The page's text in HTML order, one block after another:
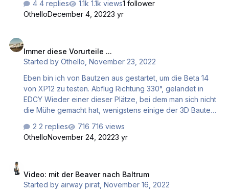
(LOWI). Startvorbereitungen, während XP mächtig Daten
schaufelt Aufi gehts! Dort, wo die Freiheit noch
4 replies 1.1k views1 follower
OthelloDecember 4, 20223 yr
Immer diese Vorurteile ...
Started byOthello ,November 23, 2022
Eben bin ich von Bautzen aus gestartet, um die Beta 14
von XP12 zu testen. Abflug Richtung 330°, gelandet in
EDCY Wieder einer dieser Plätze, bei dem man sich nicht
die Mühe gemacht hat, wenigstens einige der 3D Bauten
Meter über die Wiese, bis man wieder einen befestigten
Rollweg unter den Rädern hatte. Ein wenig mehr Mühe
nachgesehen. Ich nehme alles zurück! 🙂
https://de.wikipedia.org/wiki/Flugplatz_Welzow#/media/D
2 replies
716 views
OthelloNovember 24, 20223 yr
Video: mit der Beaver nach Baltrum
Started byairway pirat ,November 16, 2022